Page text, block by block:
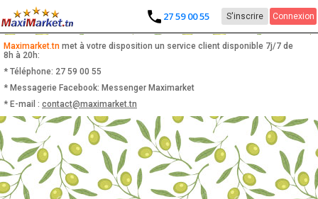
Connexion
S'inscrire
27 59 00 55
Maximarket.tn met à votre disposition un service client disponible 7j/7 de
8h à 20h:
* Téléphone: 27 59 00 55
* Messagerie Facebook: Messenger Maximarket
* E-mail : contact@maximarket.tn